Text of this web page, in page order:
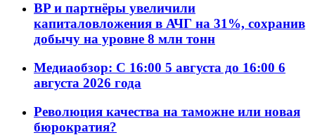
BP и партнёры увеличили
капиталовложения в АЧГ на 31%, сохранив
добычу на уровне 8 млн тонн
Медиаобзор: С 16:00 5 августа до 16:00 6
августа 2026 года
Революция качества на таможне или новая
бюрократия?